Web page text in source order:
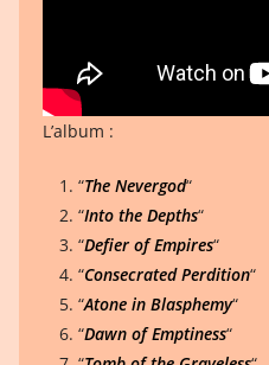
L’album :
“The Nevergod“
“Into the Depths“
“Defier of Empires“
“Consecrated Perdition“
“Atone in Blasphemy“
“Dawn of Emptiness“